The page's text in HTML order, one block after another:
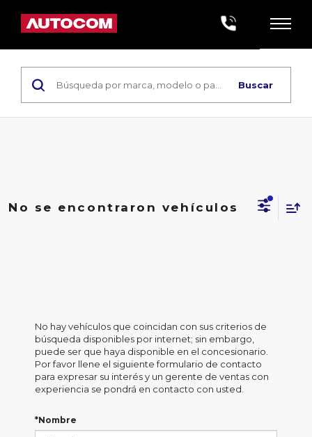
Buscar
No se encontraron vehículos
No hay vehículos que coincidan con sus criterios de
búsqueda disponibles por internet; sin embargo,
puede ser que haya disponible en el concesionario.
Por favor llene el siguiente formulario de contacto
para expresar su interés y un gerente de ventas con
experiencia se pondrá en contacto con usted.
*Nombre